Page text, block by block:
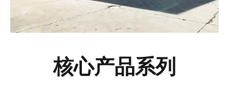
核心产品系列